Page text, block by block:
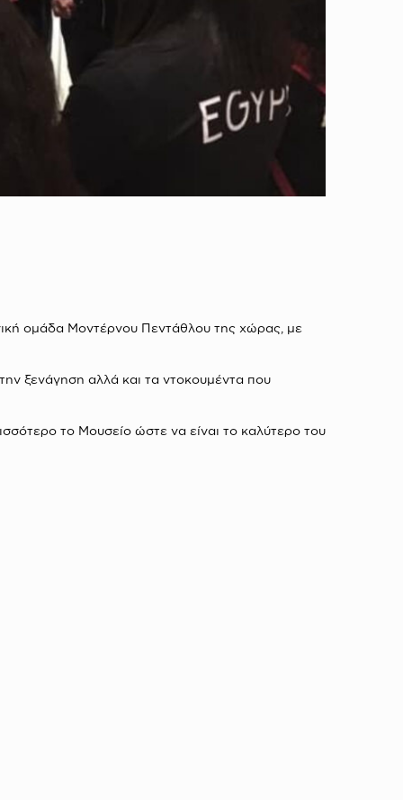
ομάδα Μοντέρνου Πεντάθλου της χώρας, με
ξενάγηση αλλά και τα ντοκουμέντα που
το Μουσείο ώστε να είναι το καλύτερο του